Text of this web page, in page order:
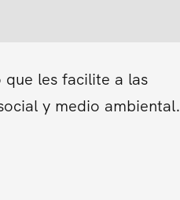
les facilite a las
y medio ambiental.